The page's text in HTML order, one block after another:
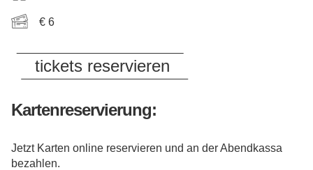
€ 6
tickets reservieren
Kartenreservierung:
Jetzt Karten online reservieren und an der Abendkassa
bezahlen.